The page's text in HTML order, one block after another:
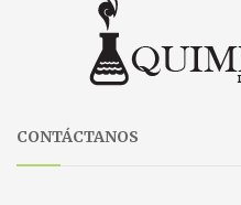
CONTÁCTANOS